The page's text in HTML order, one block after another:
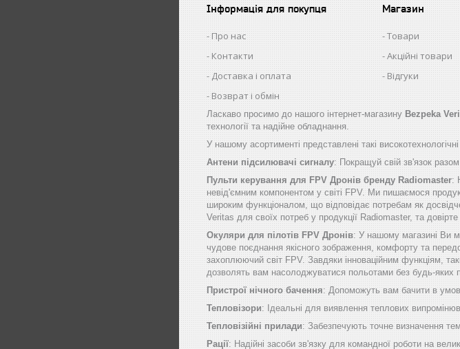
Інформація для покупця
Про нас
Контакти
Доставка і оплата
Возврат і обмін
Магазин
Товари
Акційні товари
Відгуки
Ласкаво просимо до нашого інтернет-магазину Bezpeka
технології та надійне обладнання.
У нашому асортименті представлені такі
Антени підсилювачі сигналу: Покращуй свій зв'язок
Пульти керування для FPV Дронів бренду Radiomaster:
невід'ємним компонентом у світі FPV. Ми пишаємося
широким функціоналом, що відповідає потребам як
Veritas для своїх потреб у продукції Radiomaster, та
Окуляри для пілотів FPV Дронів: У нашому магазині Ви
чудове поєднання якісного зображення, комфорту та
захоплюючий світ FPV. Завдяки інноваційним функціям,
дозволять вам насолоджуватися польотами без будь-яких
Пристрої нічного бачення: Допоможуть вам бачити в
Тепловізори: Ідеальні для виявлення теплових
Тепловізійні прилади: Забезпечують точне визначення
Рації: Надійні засоби зв'язку для командної роботи на